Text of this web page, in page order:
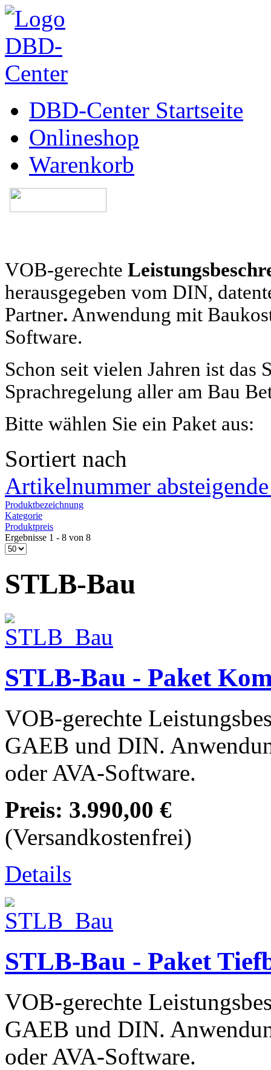
DBD-Center Startseite
Onlineshop
Warenkorb
VOB-gerechte
herausgegeben vom DIN,
Partner. Anwendung mit
Software.
Schon seit vielen Jahren ist das
Sprachregelung aller am Bau
Bitte wählen Sie ein Paket aus:
Sortiert nach
Artikelnummer
Produktbezeichnung
Kategorie
Produktpreis
Ergebnisse 1 - 8 von 8
STLB-Bau
STLB-Bau - Paket
VOB-gerechte
GAEB und DIN.
oder AVA-Software.
Preis: 3.990,00 €
(Versandkostenfrei)
Details
STLB-Bau - Paket
VOB-gerechte
GAEB und DIN.
oder AVA-Software.